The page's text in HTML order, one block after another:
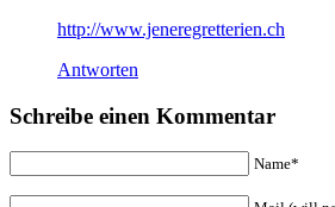
http://www.jeneregretterien.ch
Antworten
Schreibe einen Kommentar
Name*